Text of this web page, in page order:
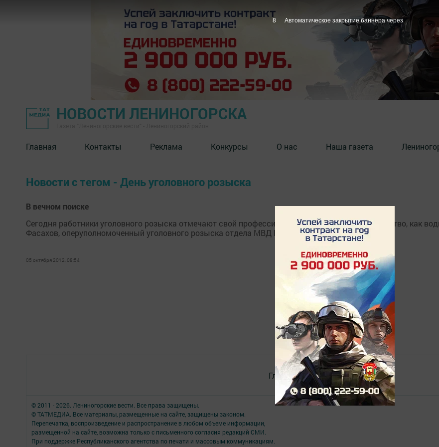
НОВОСТИ ЛЕНИНОГОРСКА
Главная Контакты Реклама Конкурсы О нас Наша газета
Новости с тегом - День уголовного розыска
В вечном поиске
Сегодня работники уголовного розыска отмечают свой профессиональный праздник. Большинство, как
Фасахов, оперуполномоченный уголовного розыска отдела МВД РФ по Лениногорскому району.
05 октября 2012, 08:54
Главная Контакты Разное
© 2011 - 2026. Лениногорские вести. Все права защищены.
© ТАТМЕДИА. Все материалы, размещенные на сайте, защищены законом.
Перепечатка, воспроизведение и распространение в любом объеме информации,
размещенной на сайте, возможна только с письменного согласия редакций СМИ.
При поддержке Республиканского агентства по печати и массовым коммуникациям.
7 Автоматическое закрытие баннера через